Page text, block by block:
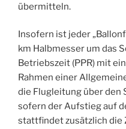
übermitteln.
Insofern ist jeder
km Halbmesser um das
Betriebszeit (PPR) mit
Rahmen einer
die Flugleitung über den
sofern der Aufstieg auf
stattfindet zusätzlich die